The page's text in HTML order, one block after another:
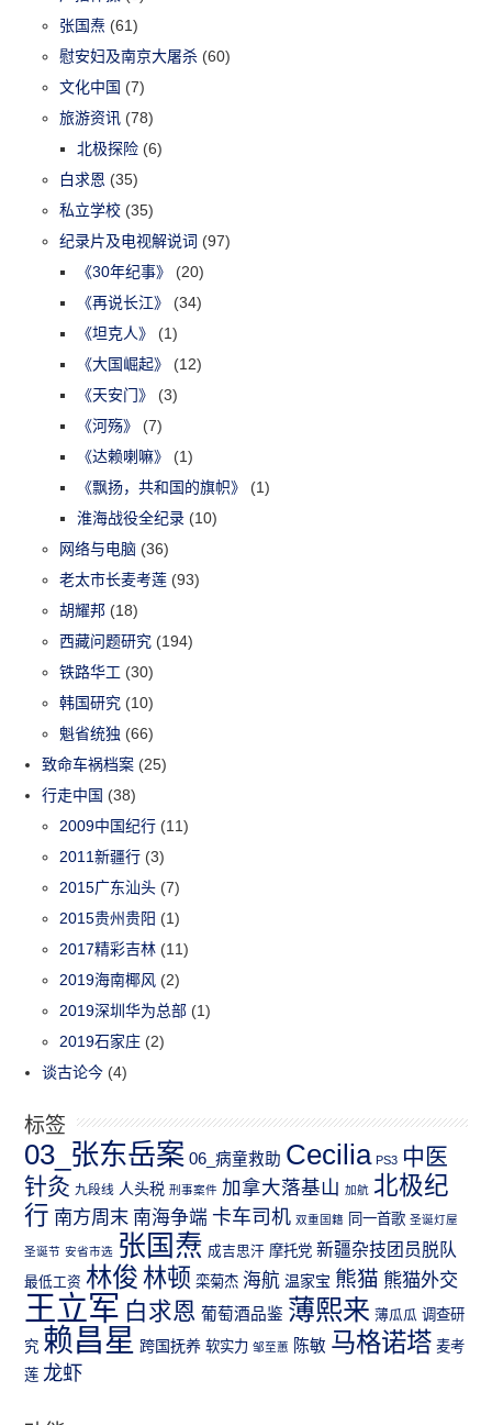
张国焘 (61)
慰安妇及南京大屠杀 (60)
文化中国 (7)
旅游资讯 (78)
北极探险 (6)
白求恩 (35)
私立学校 (35)
纪录片及电视解说词 (97)
《30年纪事》
(20)
《再说长江》
(34)
《坦克人》
(1)
《大国崛起》
(12)
《天安门》
(3)
《河殇》
(7)
《达赖喇嘛》
(1)
《飘扬，共和国的旗帜》
(1)
淮海战役全纪录 (10)
网络与电脑 (36)
老太市长麦考莲 (93)
胡耀邦 (18)
西藏问题研究 (194)
铁路华工 (30)
韩国研究 (10)
魁省统独 (66)
致命车祸档案 (25)
行走中国 (38)
2009中国纪行 (11)
2011新疆行 (3)
2015广东汕头 (7)
2015贵州贵阳 (1)
2017精彩吉林 (11)
2019海南椰风 (2)
2019深圳华为总部 (1)
2019石家庄 (2)
谈古论今 (4)
标签
03_张东岳案 06_病童救助 Cecilia PS3 中医
针灸 九段线 人头税 刑事案件 加拿大落基山 加航 北极纪
行 南方周末 南海争端 卡车司机 双重国籍 同一首歌 圣诞灯屋
圣诞节 安省市选 张国焘 成吉思汗 摩托党 新疆杂技团员脱队
最低工资 林俊 林顿 栾菊杰 海航 温家宝 熊猫 熊猫外交
王立军 白求恩 葡萄酒品鉴 薄熙来 薄瓜瓜 调查研
究 赖昌星 跨国抚养 软实力 邹至蕙 陈敏 马格诺塔 麦考
莲 龙虾